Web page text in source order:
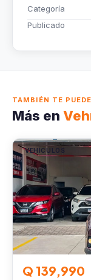
Categoría
Publicado
TAMBIÉN TE
Más en
VEHÍCULOS
Q 139,990